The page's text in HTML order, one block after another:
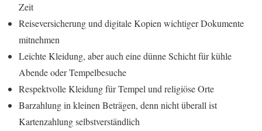
Zeit
Reiseversicherung und digitale Kopien wichtiger Dokumente
mitnehmen
Leichte Kleidung, aber auch eine dünne Schicht für kühle
Abende oder Tempelbesuche
Respektvolle Kleidung für Tempel und religiöse Orte
Barzahlung in kleinen Beträgen, denn nicht überall ist
Kartenzahlung selbstverständlich